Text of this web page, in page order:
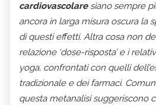
cardiovascolaresiano sempre
ancora in larga misura oscura la
di questi effetti. Altra cosa non
relazione ‘dose-risposta’ e i
yoga, confrontati con quelli
tradizionale e dei farmaci.
questa metanalisi suggeriscono